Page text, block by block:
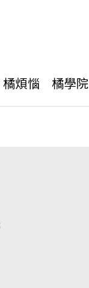
橘煩惱 橘學院